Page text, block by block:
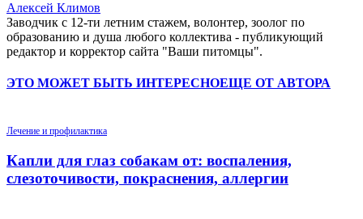
Алексей Климов
Заводчик c 12-ти летним стажем, волонтер, зоолог по
образованию и душа любого коллектива - публикующий
редактор и корректор сайта "Ваши питомцы".
ЭТО МОЖЕТ БЫТЬ ИНТЕРЕСНОЕЩЕ ОТ АВТОРА
Лечение и профилактика
Капли для глаз собакам от: воспаления,
слезоточивости, покраснения, аллергии